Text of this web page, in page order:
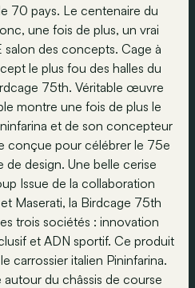
70 pays. Le centenaire du
une fois de plus, un vrai
salon des concepts. Cage à
le plus fou des halles du
75th. Véritable œuvre
montre une fois de plus le
et de son concepteur
conçue pour célébrer le 75e
de design. Une belle cerise
Issue de la collaboration
Maserati, la Birdcage 75th
trois sociétés : innovation
et ADN sportif. Ce produit
carrossier italien Pininfarina.
du châssis de course